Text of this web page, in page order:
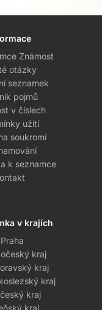
Známost
otázky
seznamek
pojmů
v číslech
užití
soukromí
k seznamce
v krajích
Praha
kraj
kraj
kraj
kraj
kraj